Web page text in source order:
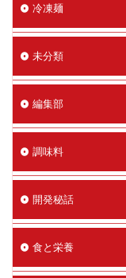
冷凍麺
未分類
編集部
調味料
開発秘話
食と栄養